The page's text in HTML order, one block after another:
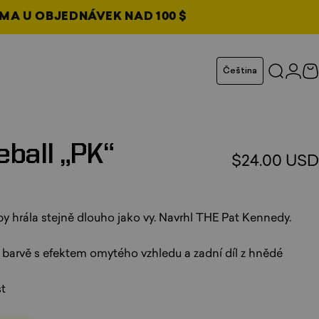
U OBJEDNÁVEK NAD 100 $
Jazyk
Čeština
Hledat
„PK“ $24.00 USD
recenzí
hrála stejně dlouho jako vy. Navrhl THE Pat Kennedy.
s efektem omytého vzhledu a zadní díl z hnědé